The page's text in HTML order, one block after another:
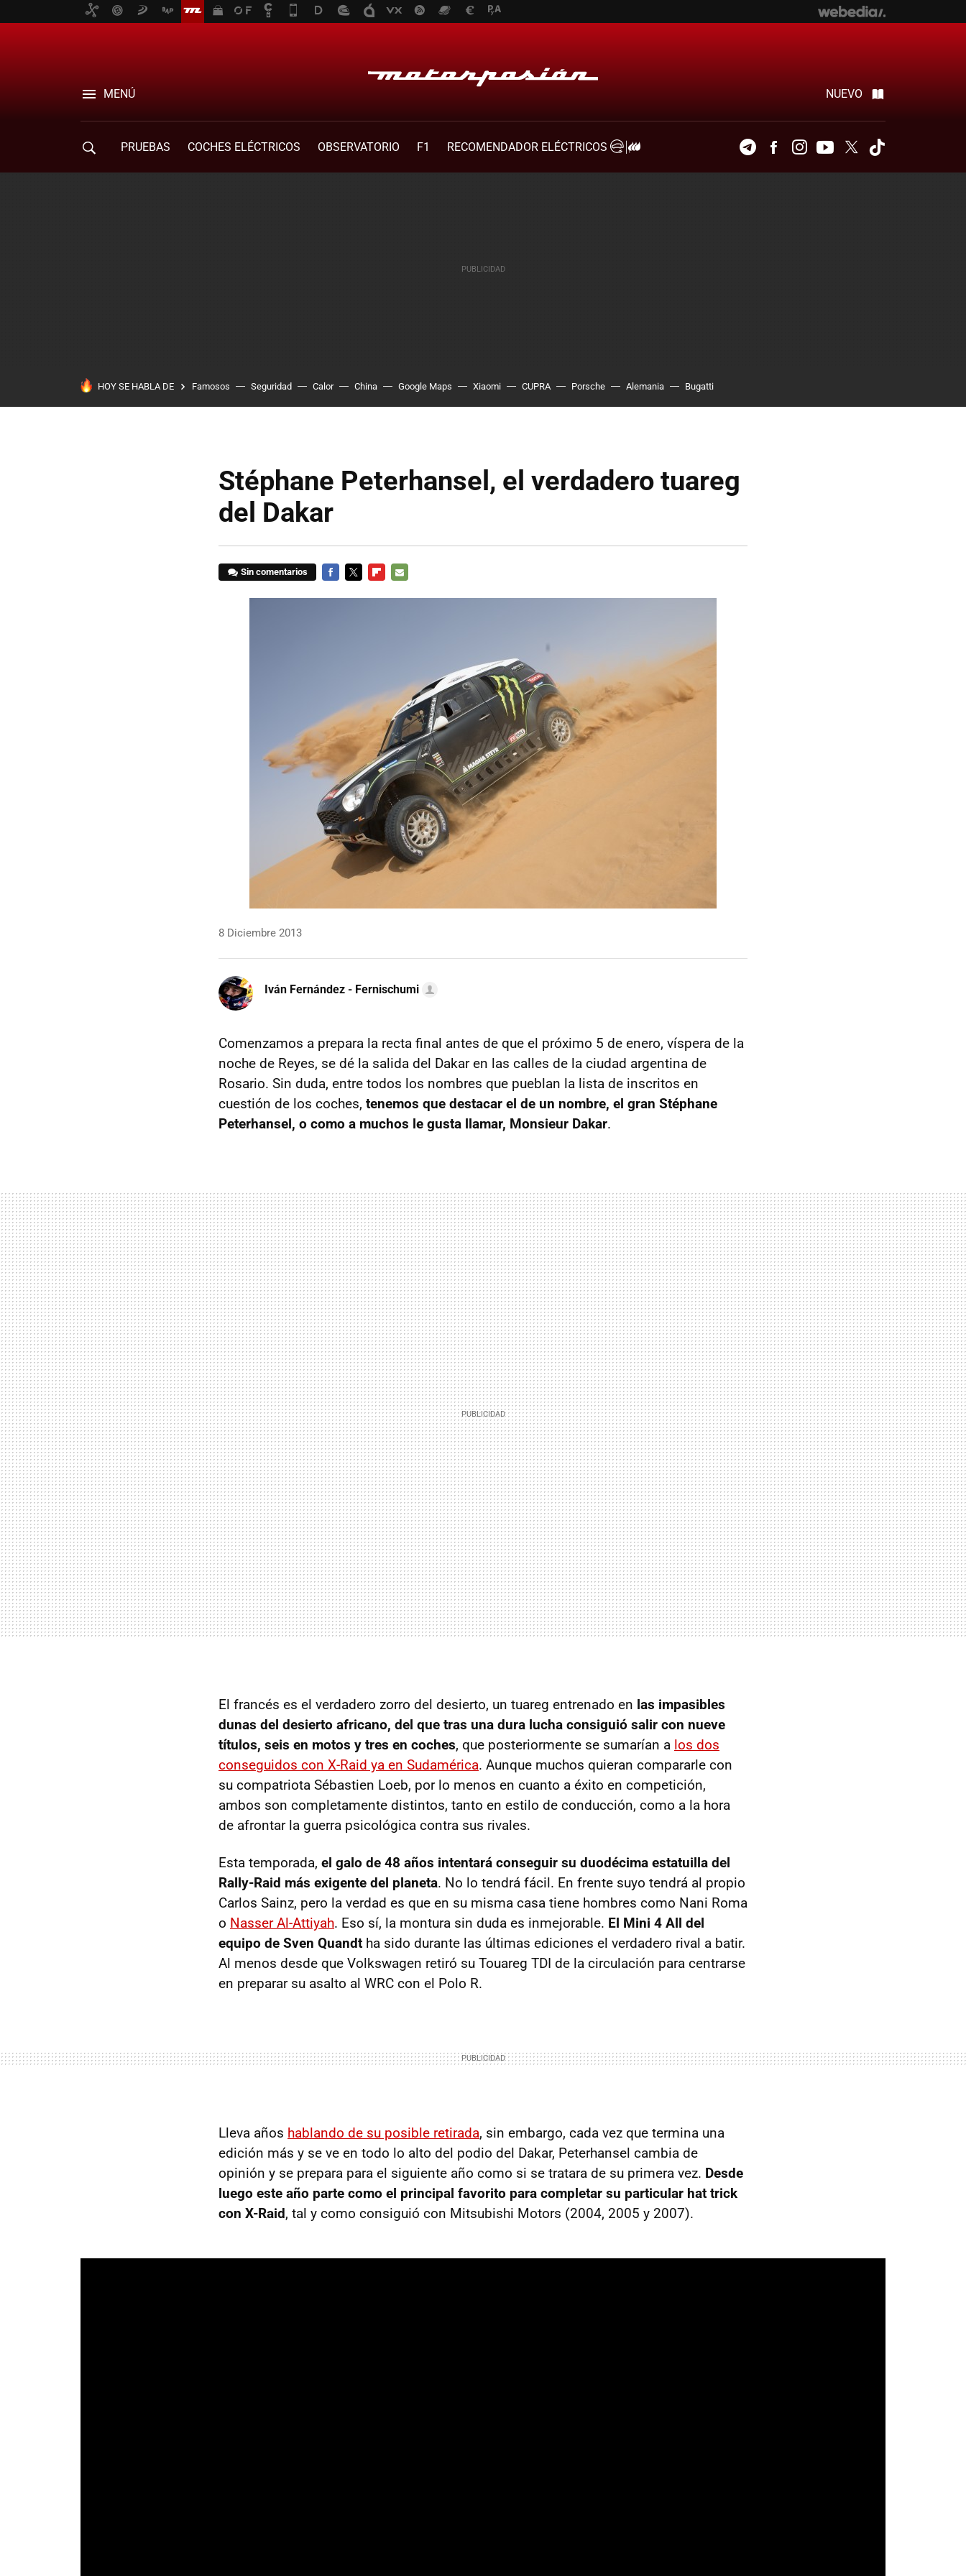
MENÚ NUEVO
PRUEBAS COCHES ELÉCTRICOS OBSERVATORIO F1
RECOMENDADOR ELÉCTRICOS
TelegramFacebookInstagramYoutubeTwitter
HOY SE HABLA DE Famosos Seguridad Calor China Google Maps Xiaomi CUPRA Porsche Alemania Bugatti
Stéphane Peterhansel, el verdadero tuareg
del Dakar
Sin comentarios
8 Diciembre 2013
Iván Fernández - Fernischumi
Comenzamos a prepara la recta final antes de que el próximo 5 de enero, víspera de la
noche de Reyes, se dé la salida del Dakar en las calles de la ciudad argentina de
Rosario. Sin duda, entre todos los nombres que pueblan la lista de inscritos en
cuestión de los coches, tenemos que destacar el de un nombre, el gran Stéphane
Peterhansel, o como a muchos le gusta llamar, Monsieur Dakar.
El francés es el verdadero zorro del desierto, un tuareg entrenado en las impasibles
dunas del desierto africano, del que tras una dura lucha consiguió salir con nueve
títulos, seis en motos y tres en coches, que posteriormente se sumarían a los dos
conseguidos con X-Raid ya en Sudamérica. Aunque muchos quieran compararle con
su compatriota Sébastien Loeb, por lo menos en cuanto a éxito en competición,
ambos son completamente distintos, tanto en estilo de conducción, como a la hora
de afrontar la guerra psicológica contra sus rivales.
Esta temporada, el galo de 48 años intentará conseguir su duodécima estatuilla del
Rally-Raid más exigente del planeta. No lo tendrá fácil. En frente suyo tendrá al propio
Carlos Sainz, pero la verdad es que en su misma casa tiene hombres como Nani Roma
o Nasser Al-Attiyah. Eso sí, la montura sin duda es inmejorable. El Mini 4 All del
equipo de Sven Quandt ha sido durante las últimas ediciones el verdadero rival a batir.
Al menos desde que Volkswagen retiró su Touareg TDI de la circulación para centrarse
en preparar su asalto al WRC con el Polo R.
Lleva años hablando de su posible retirada, sin embargo, cada vez que termina una
edición más y se ve en todo lo alto del podio del Dakar, Peterhansel cambia de
opinión y se prepara para el siguiente año como si se tratara de su primera vez. Desde
luego este año parte como el principal favorito para completar su particular hat trick
con X-Raid, tal y como consiguió con Mitsubishi Motors (2004, 2005 y 2007).